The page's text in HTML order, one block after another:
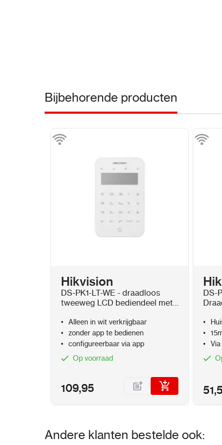
Bijbehorende producten
Hikvision
DS-PK1-LT-WE - draadloos
tweeweg LCD bediendeel met
Alleen in wit verkrijgbaar
zonder app te bedienen
configureerbaar via app
Op voorraad
109,95
DS-
Andere klanten bestelde ook: